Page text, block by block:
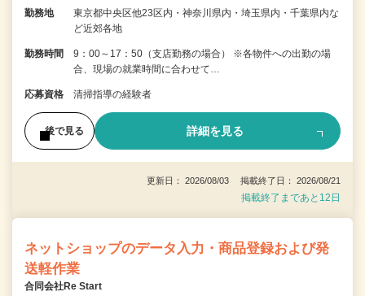
勤務地
東京都中央区他23区内・神奈川県内・埼玉県内・千葉県内な
ど近郊各地
勤務時間
9：00～17：50（支店勤務の場合） ※各物件への出勤の場
合、現場の就業時間に合わせて…
応募資格 清掃指導の経験者
後で見る 詳細を見る
更新日： 2026/08/03 掲載終了日： 2026/08/21
掲載終了まであと12日
ネットショップのデータ入力・商品登録および発
送軽作業
合同会社Re Start